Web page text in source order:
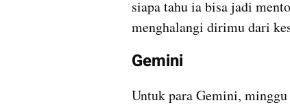
siapa tahu ia bisa jadi
menghalangi dirimu dari
Gemini
Untuk para Gemini,